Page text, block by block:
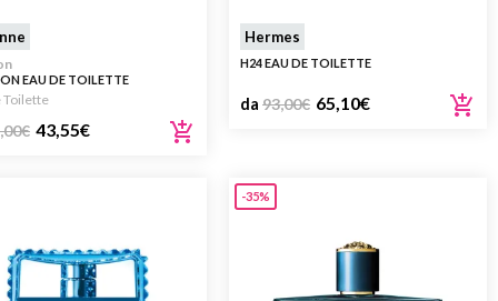
EAU DE TOILETTE
Toilette
€ 43,55€
Hermes
H24 EAU DE TOILETTE
da 93,00€ 65,10€
-35%